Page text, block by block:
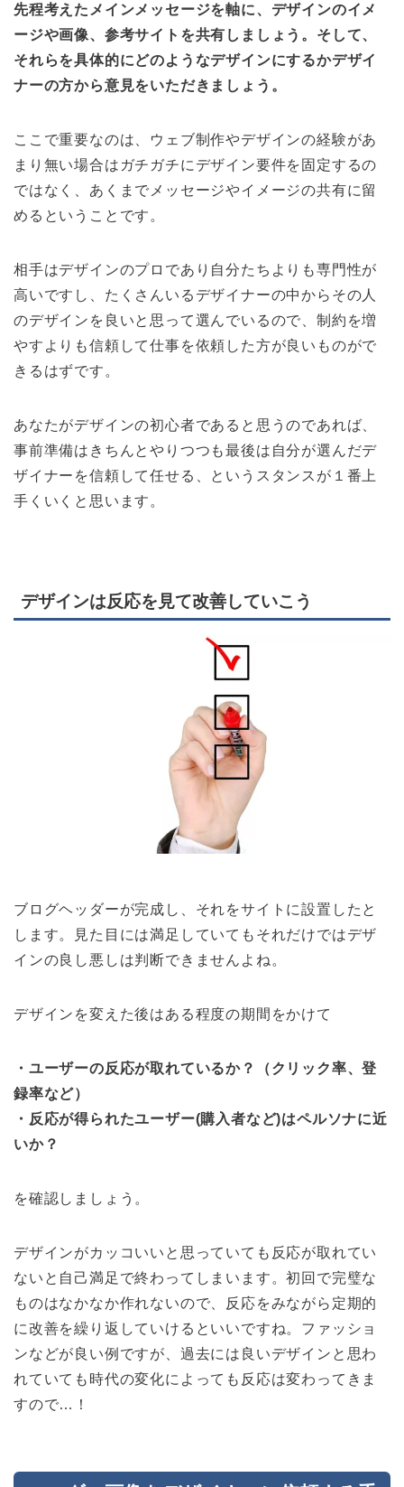
先程考えたメインメッセージを軸に、デザインのイメ
ージや画像、参考サイトを共有しましょう。そして、
それらを具体的にどのようなデザインにするかデザイ
ナーの方から意見をいただきましょう。
ここで重要なのは、ウェブ制作やデザインの経験があ
まり無い場合はガチガチにデザイン要件を固定するの
ではなく、あくまでメッセージやイメージの共有に留
めるということです。
相手はデザインのプロであり自分たちよりも専門性が
高いですし、たくさんいるデザイナーの中からその人
のデザインを良いと思って選んでいるので、制約を増
やすよりも信頼して仕事を依頼した方が良いものがで
きるはずです。
あなたがデザインの初心者であると思うのであれば、
事前準備はきちんとやりつつも最後は自分が選んだデ
ザイナーを信頼して任せる、というスタンスが１番上
手くいくと思います。
デザインは反応を見て改善していこう
ブログヘッダーが完成し、それをサイトに設置したと
します。見た目には満足していてもそれだけではデザ
インの良し悪しは判断できませんよね。
デザインを変えた後はある程度の期間をかけて
・ユーザーの反応が取れているか？（クリック率、登
録率など）
・反応が得られたユーザー(購入者など)はペルソナに近
いか？
を確認しましょう。
デザインがカッコいいと思っていても反応が取れてい
ないと自己満足で終わってしまいます。初回で完璧な
ものはなかなか作れないので、反応をみながら定期的
に改善を繰り返していけるといいですね。ファッショ
ンなどが良い例ですが、過去には良いデザインと思わ
れていても時代の変化によっても反応は変わってきま
すので…！